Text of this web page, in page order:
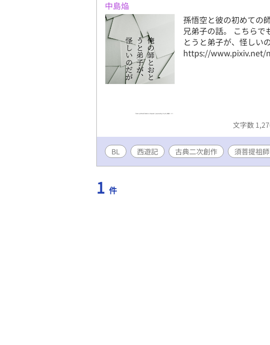
中島焔
孫悟空と彼の初めての
兄弟子の話。 こちらで
とうと弟子が、怪しい
https://www.pixiv.net/
文字数
BL 西遊記 古典二次創作 須菩提祖
1 件